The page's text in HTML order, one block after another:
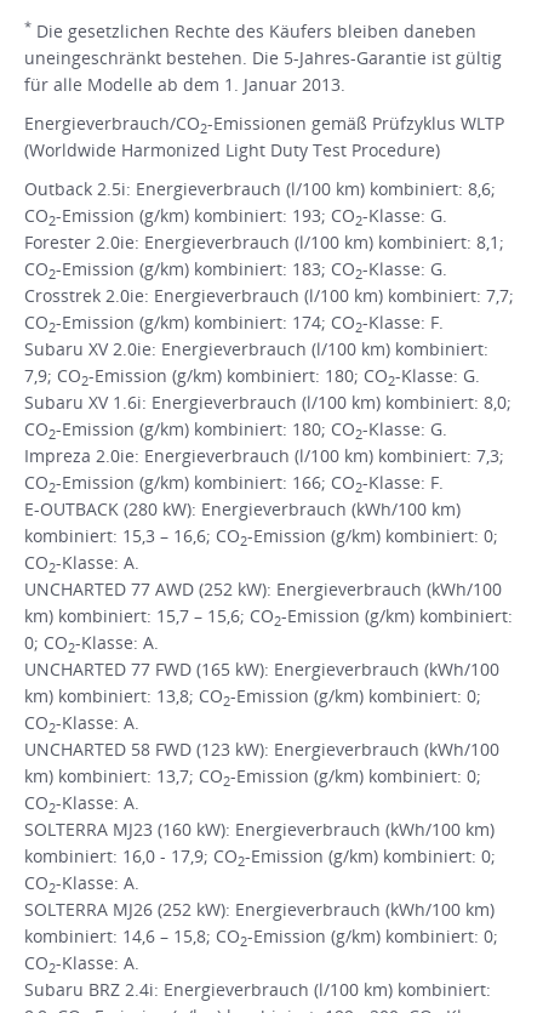
* Die gesetzlichen Rechte des Käufers bleiben daneben
uneingeschränkt bestehen. Die 5-Jahres-Garantie ist gültig
für alle Modelle ab dem 1. Januar 2013.
Energieverbrauch/CO2-Emissionen gemäß Prüfzyklus WLTP
(Worldwide Harmonized Light Duty Test Procedure)
Outback 2.5i: Energieverbrauch (l/100 km) kombiniert: 8,6;
CO2-Emission (g/km) kombiniert: 193; CO2-Klasse: G.
Forester 2.0ie: Energieverbrauch (l/100 km) kombiniert: 8,1;
CO2-Emission (g/km) kombiniert: 183; CO2-Klasse: G.
Crosstrek 2.0ie: Energieverbrauch (l/100 km) kombiniert: 7,7;
CO2-Emission (g/km) kombiniert: 174; CO2-Klasse: F.
Subaru XV 2.0ie: Energieverbrauch (l/100 km) kombiniert:
7,9; CO2-Emission (g/km) kombiniert: 180; CO2-Klasse: G.
Subaru XV 1.6i: Energieverbrauch (l/100 km) kombiniert: 8,0;
CO2-Emission (g/km) kombiniert: 180; CO2-Klasse: G.
Impreza 2.0ie: Energieverbrauch (l/100 km) kombiniert: 7,3;
CO2-Emission (g/km) kombiniert: 166; CO2-Klasse: F.
E-OUTBACK (280 kW): Energieverbrauch (kWh/100 km)
kombiniert: 15,3 – 16,6; CO2-Emission (g/km) kombiniert: 0;
CO2-Klasse: A.
UNCHARTED 77 AWD (252 kW): Energieverbrauch (kWh/100
km) kombiniert: 15,7 – 15,6; CO2-Emission (g/km) kombiniert:
0; CO2-Klasse: A.
UNCHARTED 77 FWD (165 kW): Energieverbrauch (kWh/100
km) kombiniert: 13,8; CO2-Emission (g/km) kombiniert: 0;
CO2-Klasse: A.
UNCHARTED 58 FWD (123 kW): Energieverbrauch (kWh/100
km) kombiniert: 13,7; CO2-Emission (g/km) kombiniert: 0;
CO2-Klasse: A.
SOLTERRA MJ23 (160 kW): Energieverbrauch (kWh/100 km)
kombiniert: 16,0 - 17,9; CO2-Emission (g/km) kombiniert: 0;
CO2-Klasse: A.
SOLTERRA MJ26 (252 kW): Energieverbrauch (kWh/100 km)
kombiniert: 14,6 – 15,8; CO2-Emission (g/km) kombiniert: 0;
CO2-Klasse: A.
Subaru BRZ 2.4i: Energieverbrauch (l/100 km) kombiniert: